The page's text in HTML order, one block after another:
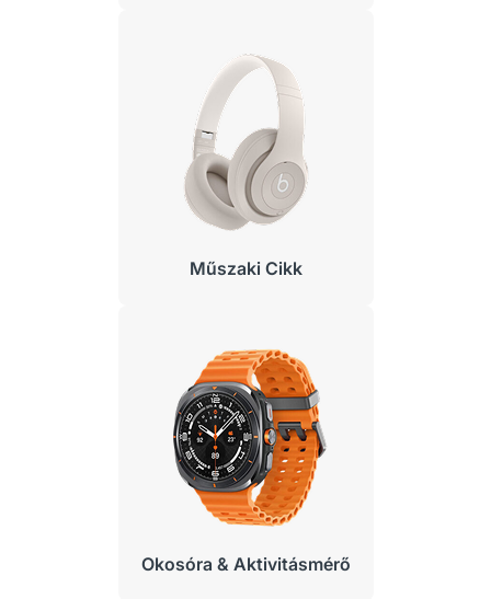
Műszaki Cikk
Okosóra & Aktivitásmérő